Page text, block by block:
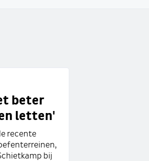
beter
letten'
recente
bij